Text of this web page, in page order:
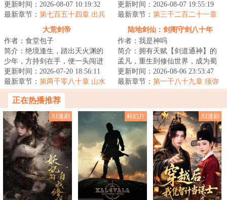
魔鬼神比神通。血染三界争第
一，隐世仙人悲众...
更新时间：2026-08-07 10:19:32
最新章节： 第七百五十四章 出兵
诀，踏上强者之路。雷电淬圣
体，造化铸天途！以...
更新时间：2026-08-07 19:55:19
最新章节： 第三千二百二十一章
帝灵之力
大荒剑帝
作者：食堂包子
简介：绝境逢生，踏出天火渊的
少年，方持剑在手，便一头闯进
这场天地大劫！纵剑斩荆棘，苍
穹染血时，且斗...
更新时间：2026-07-20 18:56:11
最新章节： 第两千零八十章 山水
元精
陆地剑仙：剑阁守剑八十年
作者：我是神吗
简介：拥有天赋【剑道通神】的
孟凡，重生到修仙世界，成为蜀
山剑派的剑阁守剑人。触摸到“七
星剑”，获得...
更新时间：2026-08-06 23:53:47
最新章节： 第一千八十九章 须弥
正在热播推荐
AI漫剧 科幻片 AI漫剧